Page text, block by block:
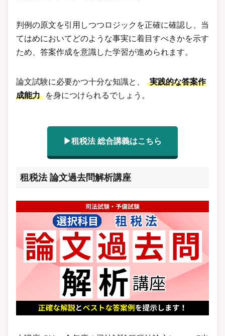
判例の原文を引用しつつロジックを正確に確認し、当
てはめにおいてどのような事実に着目すべきかを示す
ため、答案作成を意識した学習が進められます。
論文試験に必要かつ十分な知識と、
実践的な答案作
成能力
を身につけられるでしょう。
▶租税法 総合講義はこちら
租税法 論文過去問解析講座